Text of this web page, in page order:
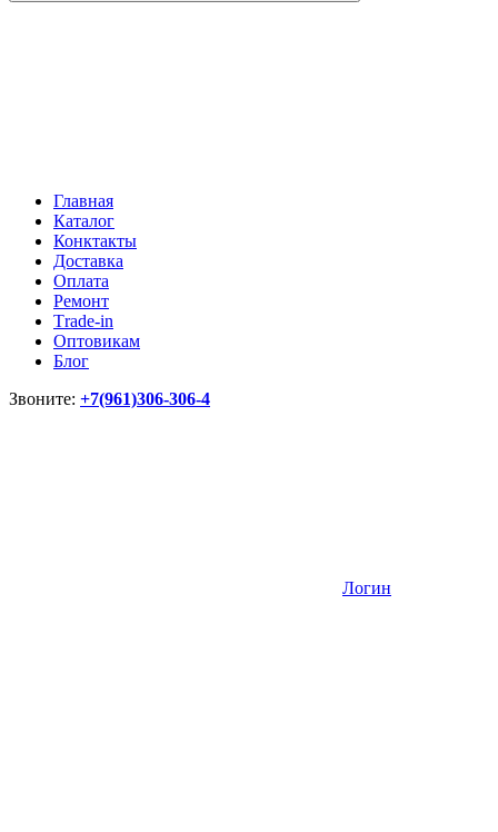
Главная
Каталог
Конктакты
Доставка
Оплата
Ремонт
Тrade-in
Оптовикам
Блог
Звоните: +7(961)306-306-4
Логин